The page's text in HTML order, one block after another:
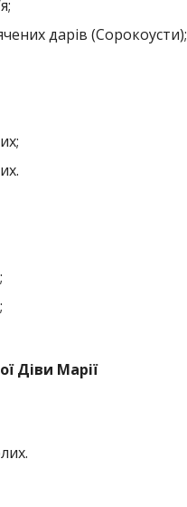
дарів (Сорокоусти);
Діви Марії